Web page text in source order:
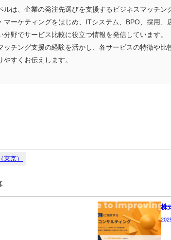
ルは、企業の発注先選びを支援するビジネスマッチン
マーケティングをはじめ、ITシステム、BPO、採用、
分野でサービス比較に役立つ情報を発信しています。
ッチング支援の経験を活かし、各サービスの特徴や比
やすくお伝えします。
東京）
株